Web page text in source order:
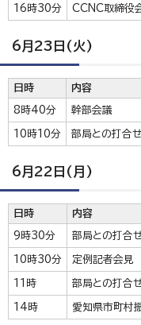
16時30分 CCNC取締役
6月23日(火)
日時 内容
8時40分 幹部会議
10時10分 部局との打合せ
6月22日(月)
日時 内容
9時30分 部局との打合
10時30分 定例記者会見
11時 部局との打合
14時 愛知県市町村